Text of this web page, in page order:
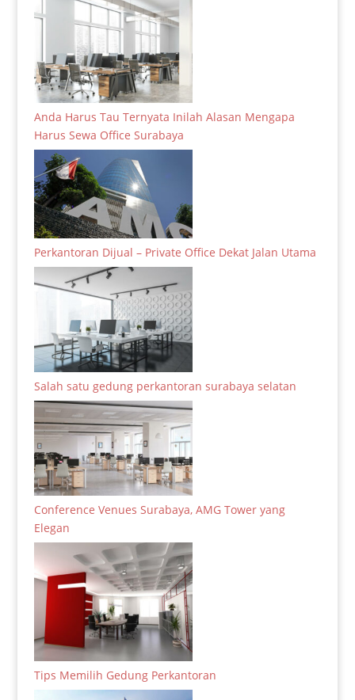
Anda Harus Tau Ternyata Inilah Alasan Mengapa
Harus Sewa Office Surabaya
Perkantoran Dijual – Private Office Dekat Jalan Utama
Salah satu gedung perkantoran surabaya selatan
Conference Venues Surabaya, AMG Tower yang
Elegan
Tips Memilih Gedung Perkantoran